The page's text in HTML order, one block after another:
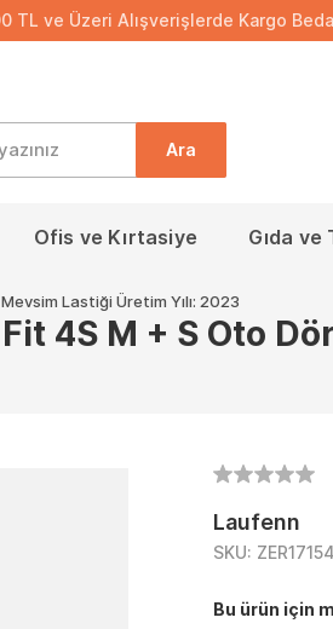
TL ve Üzeri Alışverişlerde Kargo
Ara
Ofis ve Kırtasiye Gıda ve
Lastiği Üretim Yılı: 2023
4S M + S Oto
Laufenn
SKU:
Bu ürün için